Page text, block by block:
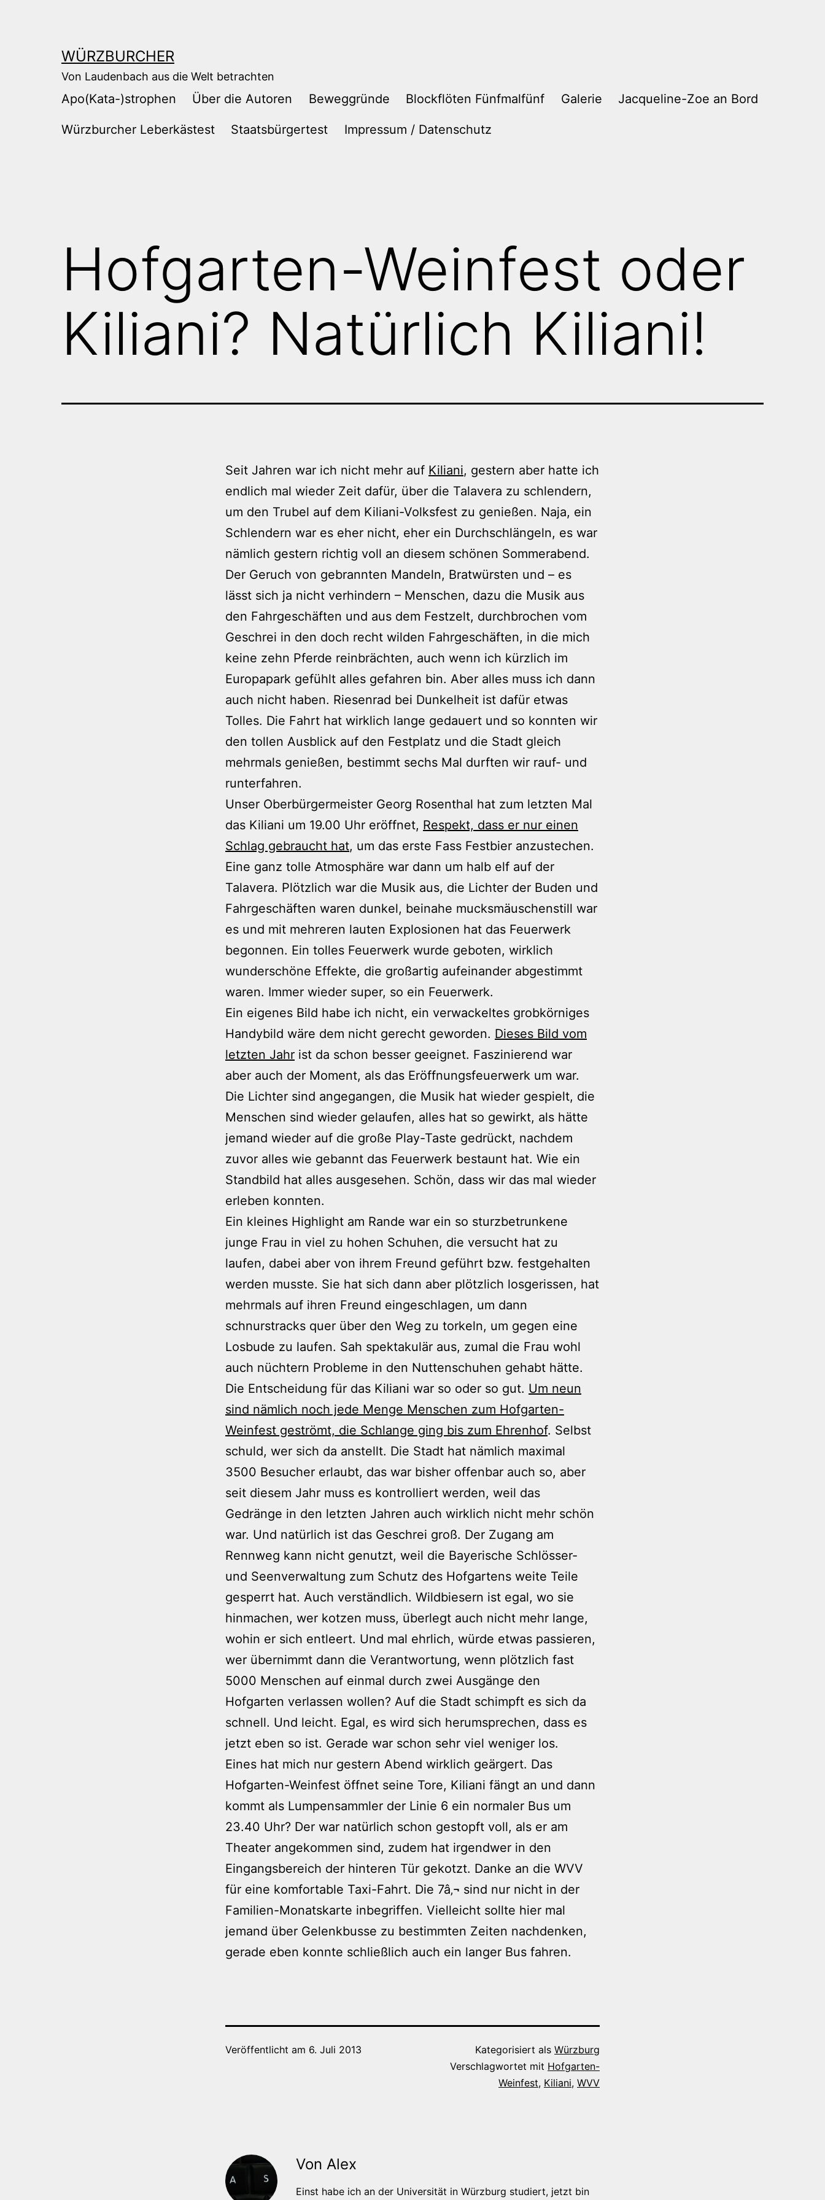
WÜRZBURCHER
Von Laudenbach aus die Welt betrachten
Apo(Kata-)strophen Über die Autoren Beweggründe Blockflöten Fünfmalfünf Galerie Jacqueline-Zoe an Bord
Würzburcher Leberkästest Staatsbürgertest Impressum / Datenschutz
Hofgarten-Weinfest oder
Kiliani? Natürlich Kiliani!
Seit Jahren war ich nicht mehr auf Kiliani, gestern aber hatte ich
endlich mal wieder Zeit dafür, über die Talavera zu schlendern,
um den Trubel auf dem Kiliani-Volksfest zu genießen. Naja, ein
Schlendern war es eher nicht, eher ein Durchschlängeln, es war
nämlich gestern richtig voll an diesem schönen Sommerabend.
Der Geruch von gebrannten Mandeln, Bratwürsten und – es
lässt sich ja nicht verhindern – Menschen, dazu die Musik aus
den Fahrgeschäften und aus dem Festzelt, durchbrochen vom
Geschrei in den doch recht wilden Fahrgeschäften, in die mich
keine zehn Pferde reinbrächten, auch wenn ich kürzlich im
Europapark gefühlt alles gefahren bin. Aber alles muss ich dann
auch nicht haben. Riesenrad bei Dunkelheit ist dafür etwas
Tolles. Die Fahrt hat wirklich lange gedauert und so konnten wir
den tollen Ausblick auf den Festplatz und die Stadt gleich
mehrmals genießen, bestimmt sechs Mal durften wir rauf- und
runterfahren.
Unser Oberbürgermeister Georg Rosenthal hat zum letzten Mal
das Kiliani um 19.00 Uhr eröffnet, Respekt, dass er nur einen
Schlag gebraucht hat, um das erste Fass Festbier anzustechen.
Eine ganz tolle Atmosphäre war dann um halb elf auf der
Talavera. Plötzlich war die Musik aus, die Lichter der Buden und
Fahrgeschäften waren dunkel, beinahe mucksmäuschenstill war
es und mit mehreren lauten Explosionen hat das Feuerwerk
begonnen. Ein tolles Feuerwerk wurde geboten, wirklich
wunderschöne Effekte, die großartig aufeinander abgestimmt
waren. Immer wieder super, so ein Feuerwerk.
Ein eigenes Bild habe ich nicht, ein verwackeltes grobkörniges
Handybild wäre dem nicht gerecht geworden. Dieses Bild vom
letzten Jahr ist da schon besser geeignet. Faszinierend war
aber auch der Moment, als das Eröffnungsfeuerwerk um war.
Die Lichter sind angegangen, die Musik hat wieder gespielt, die
Menschen sind wieder gelaufen, alles hat so gewirkt, als hätte
jemand wieder auf die große Play-Taste gedrückt, nachdem
zuvor alles wie gebannt das Feuerwerk bestaunt hat. Wie ein
Standbild hat alles ausgesehen. Schön, dass wir das mal wieder
erleben konnten.
Ein kleines Highlight am Rande war ein so sturzbetrunkene
junge Frau in viel zu hohen Schuhen, die versucht hat zu
laufen, dabei aber von ihrem Freund geführt bzw. festgehalten
werden musste. Sie hat sich dann aber plötzlich losgerissen, hat
mehrmals auf ihren Freund eingeschlagen, um dann
schnurstracks quer über den Weg zu torkeln, um gegen eine
Losbude zu laufen. Sah spektakulär aus, zumal die Frau wohl
auch nüchtern Probleme in den Nuttenschuhen gehabt hätte.
Die Entscheidung für das Kiliani war so oder so gut. Um neun
sind nämlich noch jede Menge Menschen zum Hofgarten-
Weinfest geströmt, die Schlange ging bis zum Ehrenhof. Selbst
schuld, wer sich da anstellt. Die Stadt hat nämlich maximal
3500 Besucher erlaubt, das war bisher offenbar auch so, aber
seit diesem Jahr muss es kontrolliert werden, weil das
Gedränge in den letzten Jahren auch wirklich nicht mehr schön
war. Und natürlich ist das Geschrei groß. Der Zugang am
Rennweg kann nicht genutzt, weil die Bayerische Schlösser-
und Seenverwaltung zum Schutz des Hofgartens weite Teile
gesperrt hat. Auch verständlich. Wildbiesern ist egal, wo sie
hinmachen, wer kotzen muss, überlegt auch nicht mehr lange,
wohin er sich entleert. Und mal ehrlich, würde etwas passieren,
wer übernimmt dann die Verantwortung, wenn plötzlich fast
5000 Menschen auf einmal durch zwei Ausgänge den
Hofgarten verlassen wollen? Auf die Stadt schimpft es sich da
schnell. Und leicht. Egal, es wird sich herumsprechen, dass es
jetzt eben so ist. Gerade war schon sehr viel weniger los.
Eines hat mich nur gestern Abend wirklich geärgert. Das
Hofgarten-Weinfest öffnet seine Tore, Kiliani fängt an und dann
kommt als Lumpensammler der Linie 6 ein normaler Bus um
23.40 Uhr? Der war natürlich schon gestopft voll, als er am
Theater angekommen sind, zudem hat irgendwer in den
Eingangsbereich der hinteren Tür gekotzt. Danke an die WVV
für eine komfortable Taxi-Fahrt. Die 7â‚¬ sind nur nicht in der
Familien-Monatskarte inbegriffen. Vielleicht sollte hier mal
jemand über Gelenkbusse zu bestimmten Zeiten nachdenken,
gerade eben konnte schließlich auch ein langer Bus fahren.
Veröffentlicht am 6. Juli 2013 Kategorisiert als Würzburg
Verschlagwortet mit Hofgarten-
Weinfest, Kiliani, WVV
Von Alex
Einst habe ich an der Universität in Würzburg studiert, jetzt bin